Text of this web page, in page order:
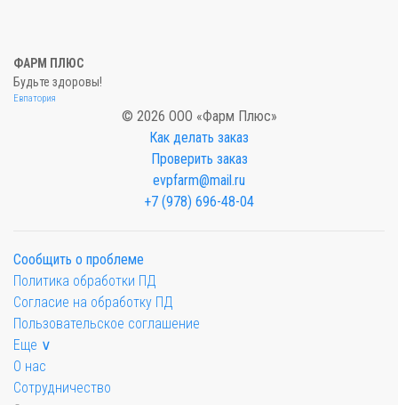
ФАРМ ПЛЮС
Будьте здоровы!
Евпатория
© 2026 ООО «Фарм Плюс»
Как делать заказ
Проверить заказ
evpfarm@mail.ru
+7 (978) 696-48-04
Сообщить о проблеме
Политика обработки ПД
Согласие на обработку ПД
Пользовательское соглашение
Еще ∨
О нас
Сотрудничество